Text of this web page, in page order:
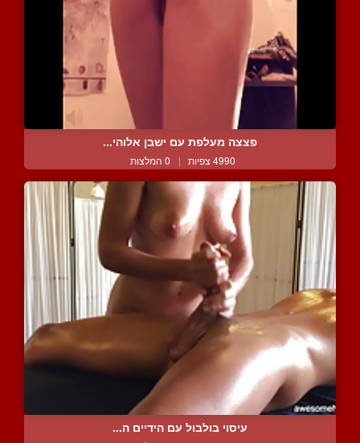
פצצה מעלפת עם ישבן אלוהי...
4990 צפיות | 0 המלצות
עיסוי בולבול עם הידיים ה...